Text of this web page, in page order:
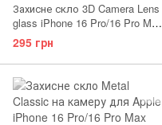
Захисне скло 3D Camera Lens
glass iPhone 16 Pro/16 Pro Max
Desert Titanium
295 грн